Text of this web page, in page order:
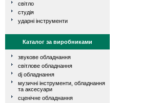
світло
студія
ударні інструменти
Каталог за виробниками
звукове обладнання
світлове обладнання
dj обладнання
музичні інструменти, обладнання
та аксесуари
сценічне обладнання